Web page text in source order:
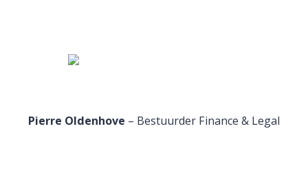
Pierre Oldenhove – Bestuurder Finance & Legal